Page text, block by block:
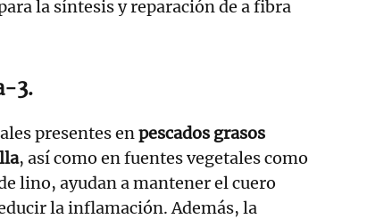
la síntesis y reparación de a fibra
3.
presentes enpescados grasos
, así como en fuentes vegetales como
lino, ayudan a mantener el cuero
la inflamación. Además, la